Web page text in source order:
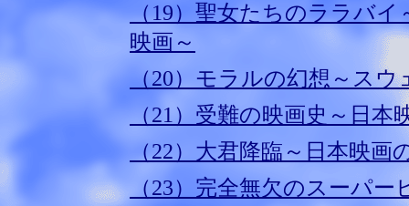
（19）聖女たちのララバ
映画～
（20）モラルの幻想～ス
（21）受難の映画史～日本
（22）大君降臨～日本映画
（23）完全無欠のスーパ